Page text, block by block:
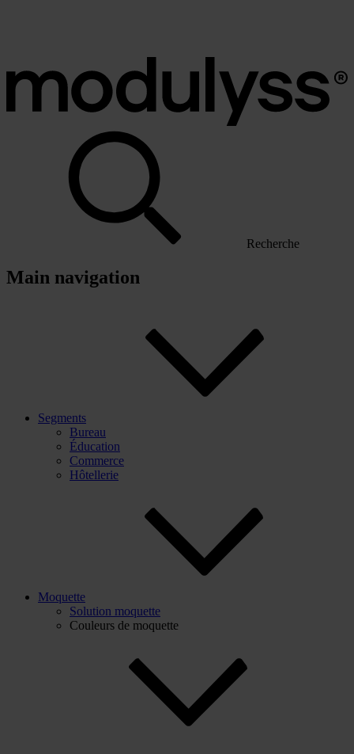
Recherche
Main navigation
Segments
Bureau
Éducation
Commerce
Hôtellerie
Moquette
Solution moquette
Couleurs de moquette